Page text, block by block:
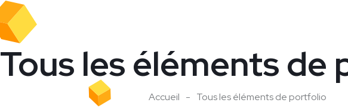
Tous les éléments
Accueil Tous les éléments de portfolio